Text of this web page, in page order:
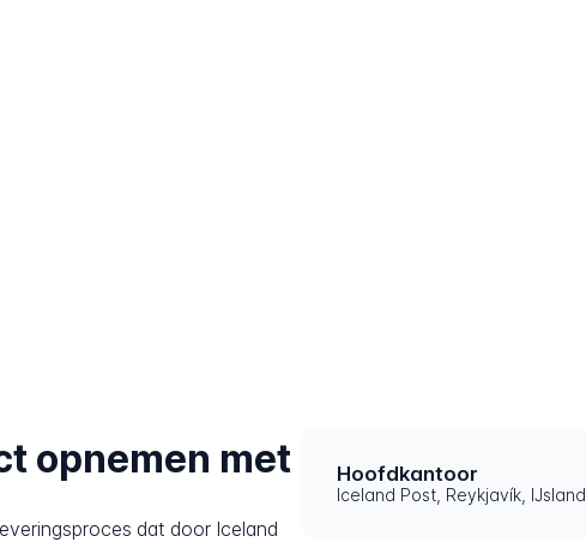
opnemen met
dat door Iceland
Hoofdkantoor
Iceland Post, Reykjavík, IJsland